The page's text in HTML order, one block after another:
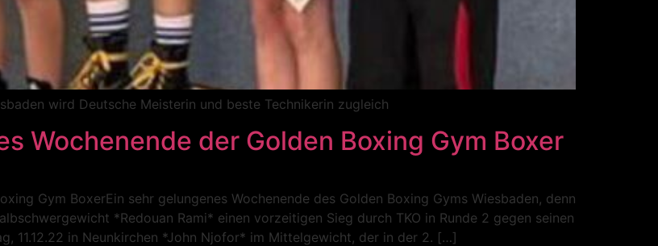
wird Deutsche Meisterin und beste Technikerin zugleich
Wochenende der Golden Boxing Gym Boxer
Gym BoxerEin sehr gelungenes Wochenende des Golden Boxing Gyms Wiesbaden, denn
*Redouan Rami* einen vorzeitigen Sieg durch TKO in Runde 2 gegen seinen
11.12.22 in Neunkirchen *John Njofor* im Mittelgewicht, der in der 2. […]